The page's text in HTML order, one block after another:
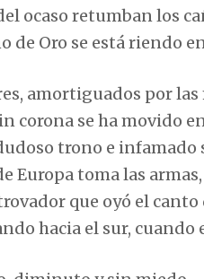
ocaso retumban los
de Oro se está riendo
amortiguados por
corona se ha movido
trono e infamado
Europa toma las armas,
que oyó el canto
hacia el sur,